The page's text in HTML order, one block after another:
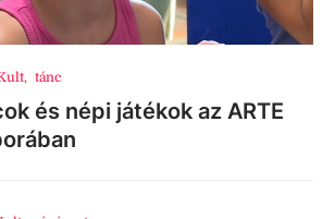
, tánc
és népi játékok az ARTE